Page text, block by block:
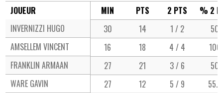
JOUEUR MIN PTS 2 PTS
% 2
INVERNIZZI HUGO
30 14 1 / 2
50
AMSELLEM VINCENT
16 18 4 / 4
100
FRANKLIN ARMAAN
27 21 3 / 6
50
WARE GAVIN
27 12 5 / 9
55.6